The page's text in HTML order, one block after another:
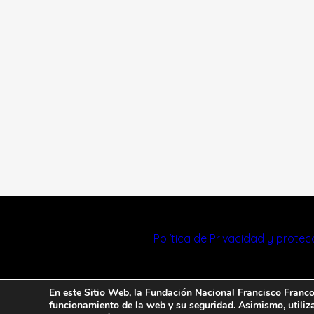
Política de Privacidad y
En este Sitio Web, la Fundación Nacional Francisco
funcionamiento de la web y su seguridad. Asimismo,